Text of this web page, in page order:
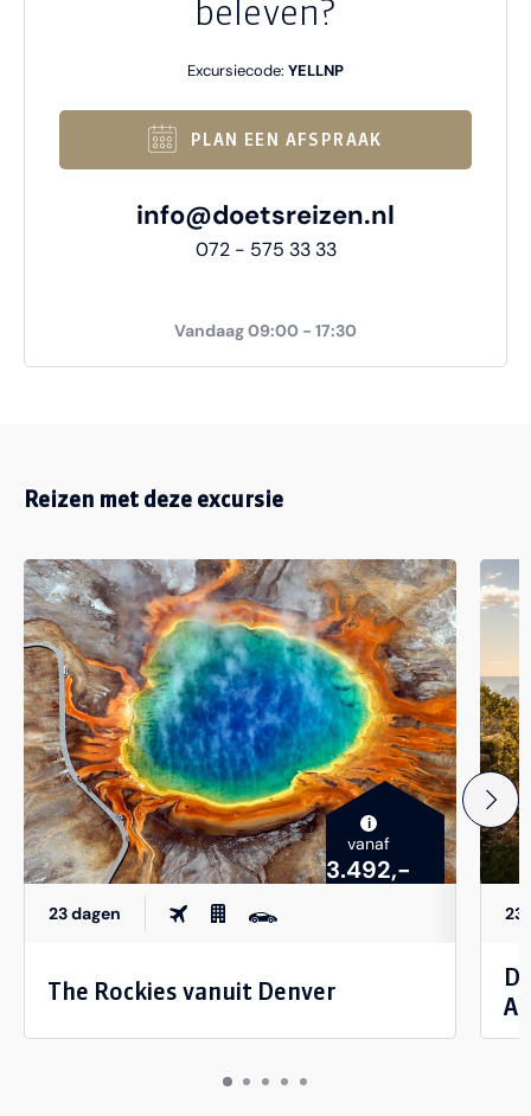
beleven?
Excursiecode: YELLNP
PLAN EEN AFSPRAAK
info@doetsreizen.nl
072 - 575 33 33
Vandaag 09:00 - 17:30
Reizen met deze excursie
i
vanaf
3.492,-
23 dagen
The Rockies vanuit Denver
23